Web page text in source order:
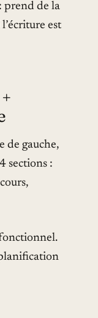
: prend de la
est
de gauche,
sections :